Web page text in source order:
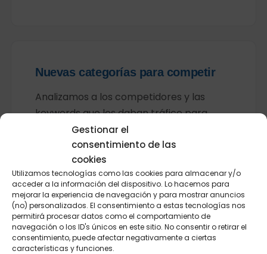
Gestionar el
consentimiento de las
cookies
Utilizamos tecnologías como las cookies para almacenar y/o
acceder a la información del dispositivo. Lo hacemos para
mejorar la experiencia de navegación y para mostrar anuncios
(no) personalizados. El consentimiento a estas tecnologías nos
permitirá procesar datos como el comportamiento de
navegación o los ID's únicos en este sitio. No consentir o retirar el
consentimiento, puede afectar negativamente a ciertas
características y funciones.
Nuevas categorías para competir
Analizamos a los competidores y las
keywords que les daban tráfico para
crear nuevas categorías y competir por
un mayor número de búsquedas.